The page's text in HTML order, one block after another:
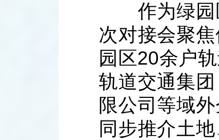
作为绿园
次对接会聚
园区20余户
轨道交通集
限公司等域
同步推介土